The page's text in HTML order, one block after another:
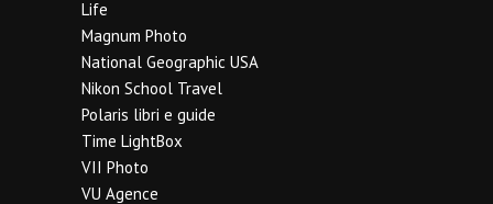
Life
Magnum Photo
National Geographic USA
Nikon School Travel
Polaris libri e guide
Time LightBox
VII Photo
VU Agence